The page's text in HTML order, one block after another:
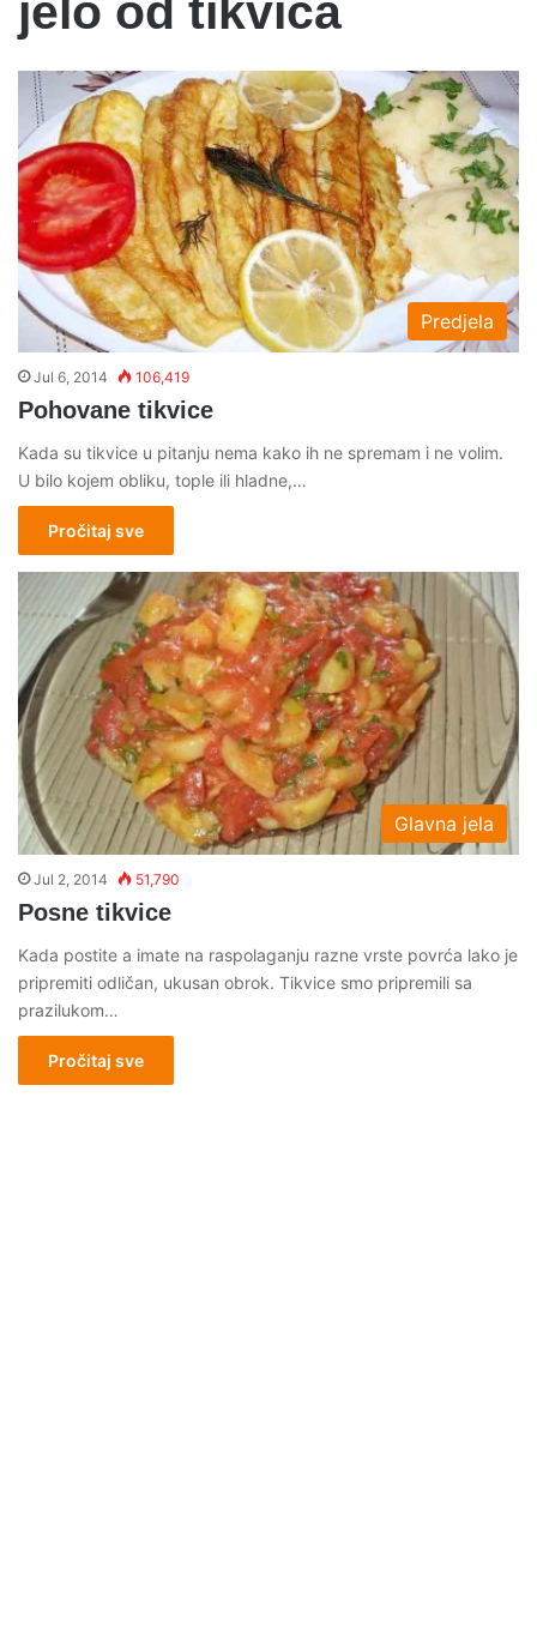
jelo od tikvica
Predjela
Jul 6, 2014 106,419
Pohovane tikvice
Kada su tikvice u pitanju nema kako ih ne spremam i ne volim.
U bilo kojem obliku, tople ili hladne,…
Pročitaj sve
Glavna jela
Jul 2, 2014 51,790
Posne tikvice
Kada postite a imate na raspolaganju razne vrste povrća lako je
pripremiti odličan, ukusan obrok. Tikvice smo pripremili sa
prazilukom…
Pročitaj sve